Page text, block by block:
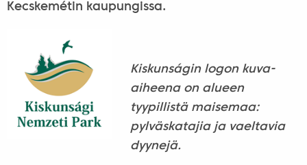
Kecskemétin kaupungissa.
Kiskunságin logon kuva-
aiheena on alueen
tyypillistä maisemaa:
pylväskatajia ja vaeltavia
dyynejä.